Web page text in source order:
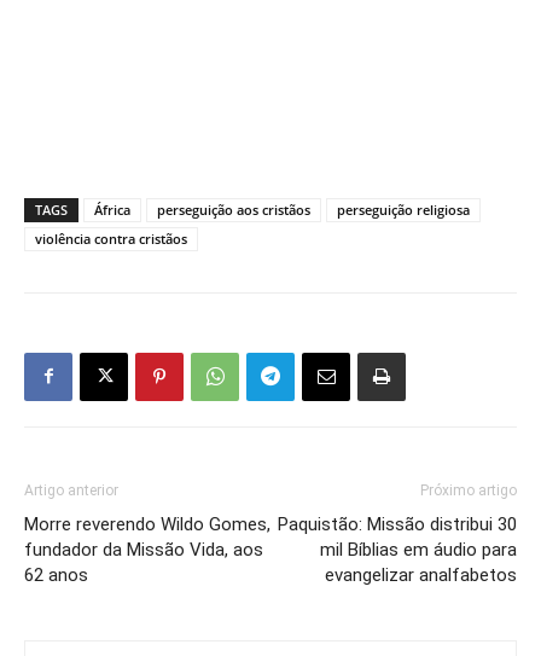
TAGS África perseguição aos cristãos
perseguição religiosa
violência contra cristãos
Artigo anterior
Morre reverendo Wildo Gomes,
fundador da Missão Vida, aos
62 anos
Próximo artigo
Paquistão: Missão distribui 30
mil Bíblias em áudio para
evangelizar analfabetos